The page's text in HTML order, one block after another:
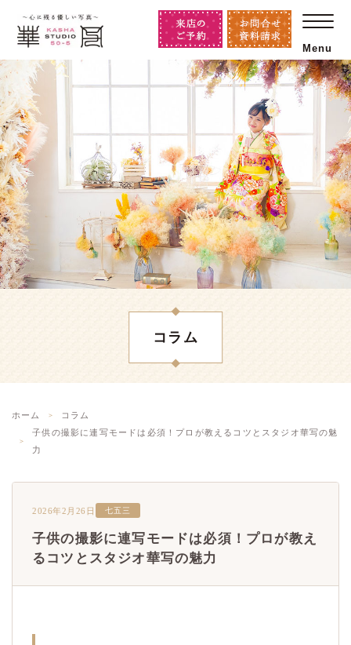
Menu
コラム
ホーム
コラム
子供の撮影に連写モードは必須！プロが教えるコツとスタジオ華写の魅
力
2026年2月26日 七五三
子供の撮影に連写モードは必須！プロが教え
るコツとスタジオ華写の魅力